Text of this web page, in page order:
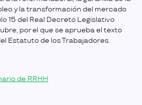
y la transformación del mercado
15 del Real Decreto Legislativo
por el que se aprueba el texto
Estatuto de los Trabajadores.
de RRHH